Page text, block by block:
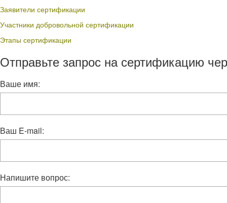
Заявители сертификации
Участники добровольной сертификации
Этапы сертификации
Отправьте запрос на сертификацию
Ваше имя:
Ваш E-mail:
Напишите вопрос: